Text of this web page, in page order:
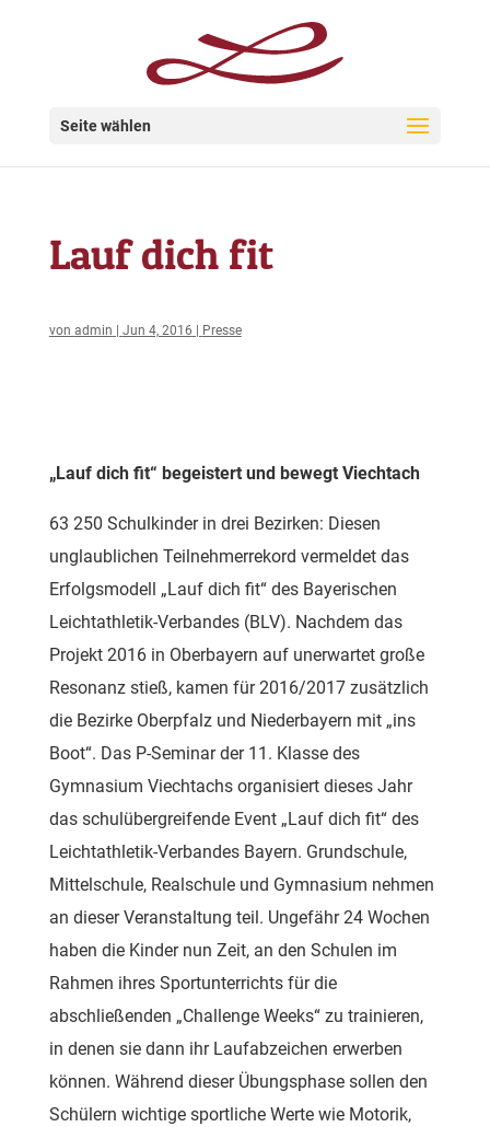
Seite wählen
Lauf dich fit
von admin Jun 4, 2016 Presse
„Lauf dich fit“ begeistert und bewegt Viechtach
63 250 Schulkinder in drei Bezirken: Diesen
unglaublichen Teilnehmerrekord vermeldet das
Erfolgsmodell „Lauf dich fit“ des Bayerischen
Leichtathletik-Verbandes (BLV). Nachdem das
Projekt 2016 in Oberbayern auf unerwartet große
Resonanz stieß, kamen für 2016/2017 zusätzlich
die Bezirke Oberpfalz und Niederbayern mit „ins
Boot“. Das P-Seminar der 11. Klasse des
Gymnasium Viechtachs organisiert dieses Jahr
das schulübergreifende Event „Lauf dich fit“ des
Leichtathletik-Verbandes Bayern. Grundschule,
Mittelschule, Realschule und Gymnasium nehmen
an dieser Veranstaltung teil. Ungefähr 24 Wochen
haben die Kinder nun Zeit, an den Schulen im
Rahmen ihres Sportunterrichts für die
abschließenden „Challenge Weeks“ zu trainieren,
in denen sie dann ihr Laufabzeichen erwerben
können. Während dieser Übungsphase sollen den
Schülern wichtige sportliche Werte wie Motorik,